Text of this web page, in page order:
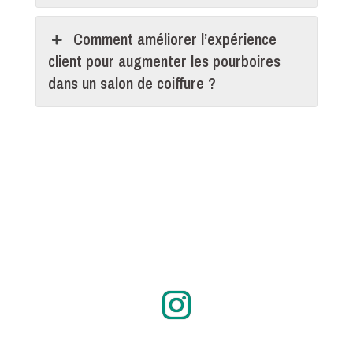
Comment améliorer l’expérience
client pour augmenter les pourboires
dans un salon de coiffure ?
Instagram